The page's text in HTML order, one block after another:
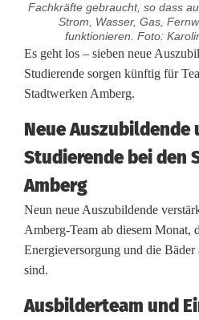
Fachkräfte gebraucht, so dass
Strom, Wasser, Gas,
funktionieren. Foto:
A
m
b
e
r
g
b
e
g
Es geht los – sieben neue
Studierende sorgen künftig für
Stadtwerken Amberg.
Neue Auszubildende
Studierende bei den
Amberg
Neun neue Auszubildende
Amberg-Team ab diesem Monat,
Energieversorgung und die
sind.
Ausbilderteam und